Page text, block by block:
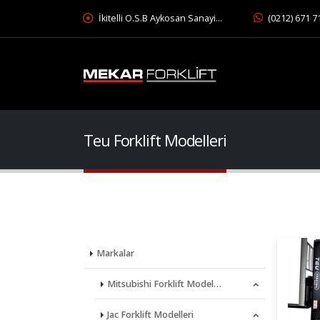
İkitelli O.S.B Aykosan Sanayi… (0212) 671
Teu Forklift Modelleri
Markalar
Mitsubishi Forklift Model…
Mitsubishi İçten Yanmalı…
Jac Forklift Modelleri